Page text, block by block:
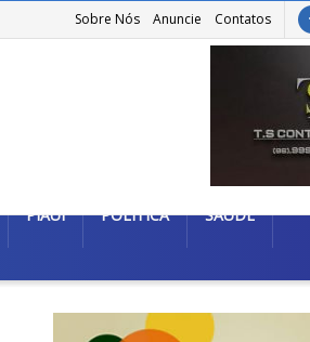
Sobre Nós Anuncie Contatos
PIAUÍ POLÍTICA SAÚDE